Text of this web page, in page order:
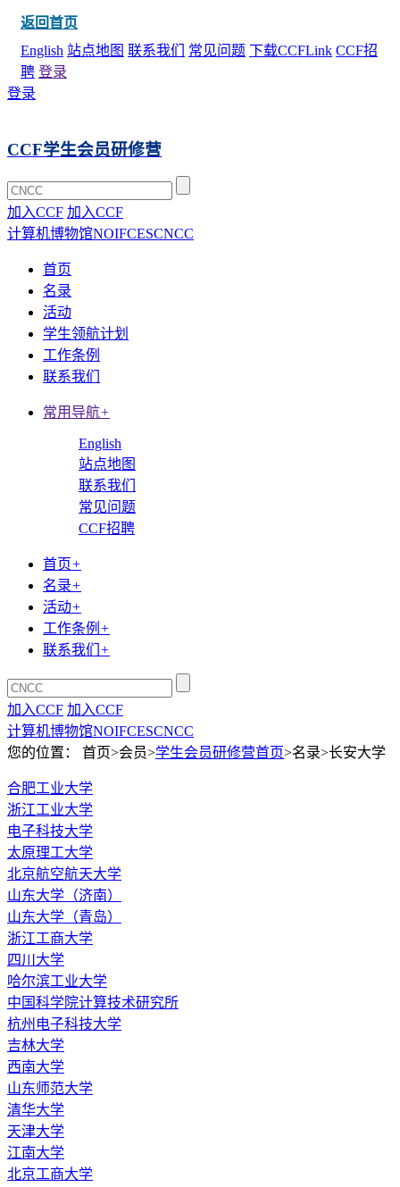
返回首页
English 站点地图 联系我们 常见问题 下载CCFLink CCF招
聘 登录
登录
CCF学生会员研修营
加入CCF 加入CCF
计算机博物馆NOIFCESCNCC
首页
名录
活动
学生领航计划
工作条例
联系我们
常用导航+
English
站点地图
联系我们
常见问题
CCF招聘
首页+
名录+
活动+
工作条例 +
联系我们 +
加入CCF 加入CCF
计算机博物馆NOIFCESCNCC
您的位置： 首页>会员>学生会员研修营首页>名录>长安大学
合肥工业大学
浙江工业大学
电子科技大学
太原理工大学
北京航空航天大学
山东大学（济南）
山东大学（青岛）
浙江工商大学
四川大学
哈尔滨工业大学
中国科学院计算技术研究所
杭州电子科技大学
吉林大学
西南大学
山东师范大学
清华大学
天津大学
江南大学
北京工商大学